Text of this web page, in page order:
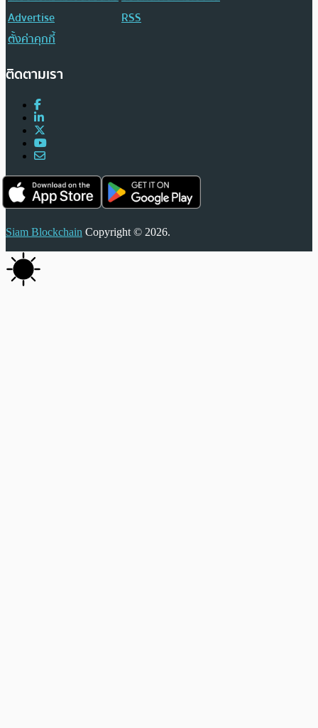
Advertise
RSS
ตั้งค่าคุกกี้
ติดตามเรา
Siam Blockchain Copyright © 2026.